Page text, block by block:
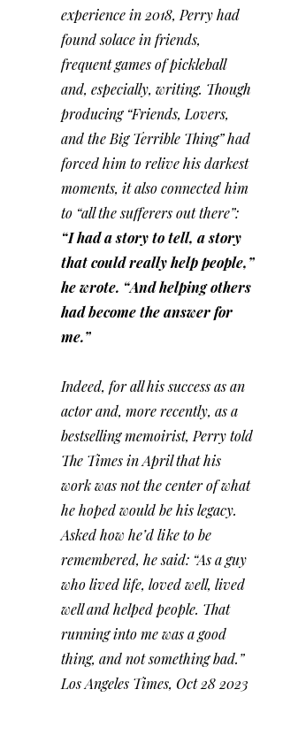
experience in 2018, Perry had
found solace in friends,
frequent games of pickleball
and, especially, writing. Though
producing “Friends, Lovers,
and the Big Terrible Thing” had
forced him to relive his darkest
moments, it also connected him
to “all the sufferers out there”:
“I had a story to tell, a story
that could really help people,”
he wrote. “And helping others
had become the answer for
me.”
Indeed, for all his success as an
actor and, more recently, as a
bestselling memoirist, Perry told
The Times in April that his
work was not the center of what
he hoped would be his legacy.
Asked how he’d like to be
remembered, he said: “As a guy
who lived life, loved well, lived
well and helped people. That
running into me was a good
thing, and not something bad.”
Los Angeles Times, Oct 28 2023